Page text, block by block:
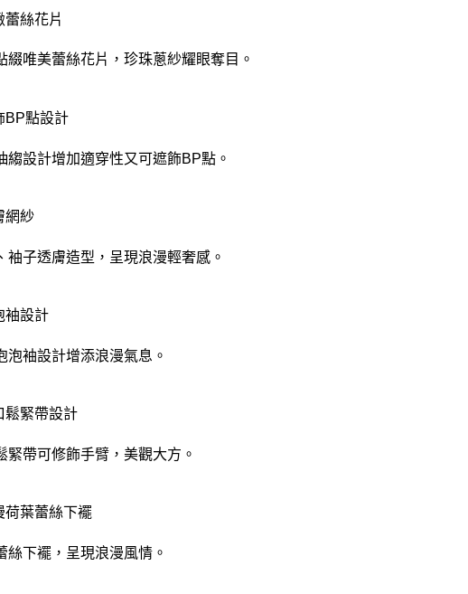
蕾絲花片
綴唯美蕾絲花片，珍珠蔥紗耀眼奪目。
BP點設計
縐設計增加適穿性又可遮飾BP點。
網紗
袖子透膚造型，呈現浪漫輕奢感。
袖設計
泡袖設計增添浪漫氣息。
鬆緊帶設計
緊帶可修飾手臂，美觀大方。
荷葉蕾絲下襬
絲下襬，呈現浪漫風情。